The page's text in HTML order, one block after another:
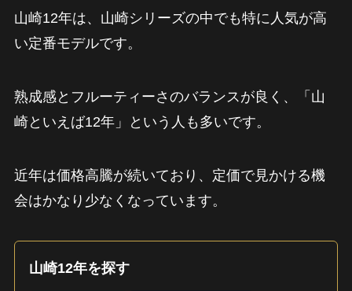
山崎12年は、山崎シリーズの中でも特に人気が高
い定番モデルです。
熟成感とフルーティーさのバランスが良く、「山
崎といえば12年」という人も多いです。
近年は価格高騰が続いており、定価で見かける機
会はかなり少なくなっています。
山崎12年を探す